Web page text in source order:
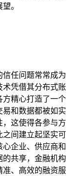
。
任问题常常成为
术凭借其分布式账
方精心打造了一个
易和数据都被如实
这使得各参与方
之间建立起坚实可
企业、供应商和
共享，金融机构
准、高效的融资服